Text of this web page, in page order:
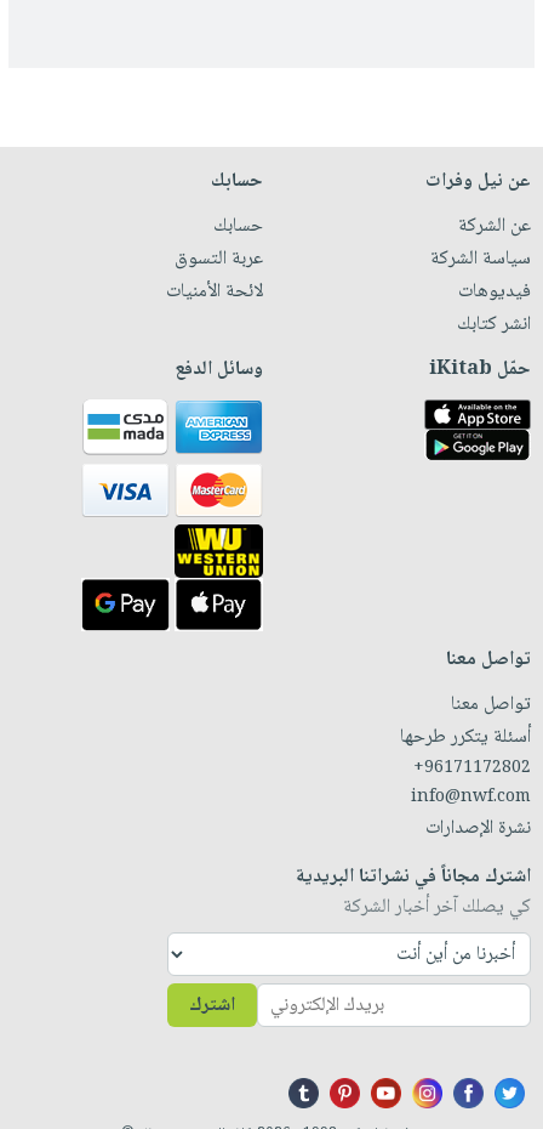
عن نيل وفرات
عن الشركة
سياسة الشركة
فيديوهات
انشر كتابك
حسابك
حسابك
عربة التسوق
لائحة الأمنيات
حمّل iKitab وسائل الدفع
تواصل معنا
تواصل معنا
أسئلة يتكرر طرحها
+96171172802
info@nwf.com
نشرة الإصدارات
اشترك مجاناً في نشراتنا البريدية
كي يصلك آخر أخبار الشركة
اشترك